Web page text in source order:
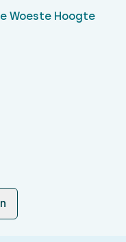
Woeste Hoogte